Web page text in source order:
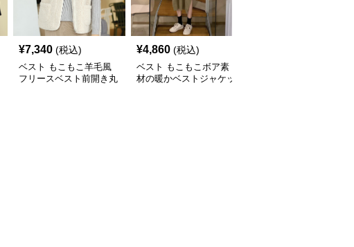
¥7,340 (税込)
ベスト もこもこ羊毛風
フリースベスト前開き丸
¥4,860 (税込)
ベスト もこもこボア素
材の暖かベストジャケッ